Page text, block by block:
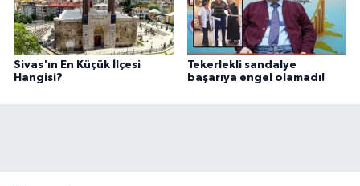
Sivas'ın En Küçük İlçesi
Hangisi?
Tekerlekli sandalye
başarıya engel olamadı!